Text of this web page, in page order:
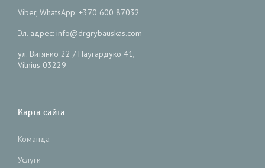
Viber, WhatsApp: +370 600 87032
Эл. адрес: info@drgrybauskas.com
ул. Витянио 22 / Наугардуко 41,
Vilnius 03229
Карта сайта
Команда
Услуги